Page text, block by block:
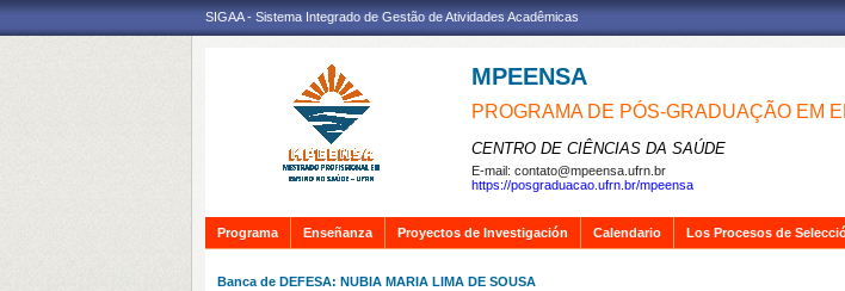
SIGAA - Sistema Integrado de Gestão de Atividades Acadêmicas
MPEENSA
PROGRAMA DE PÓS-GRADUAÇÃO EM
CENTRO DE CIÊNCIAS DA SAÚDE
E-mail: contato@mpeensa.ufrn.br
https://posgraduacao.ufrn.br/mpeensa
Programa Enseñanza Proyectos de Investigación Calendario Los Procesos de
Banca de DEFESA: NUBIA MARIA LIMA DE SOUSA